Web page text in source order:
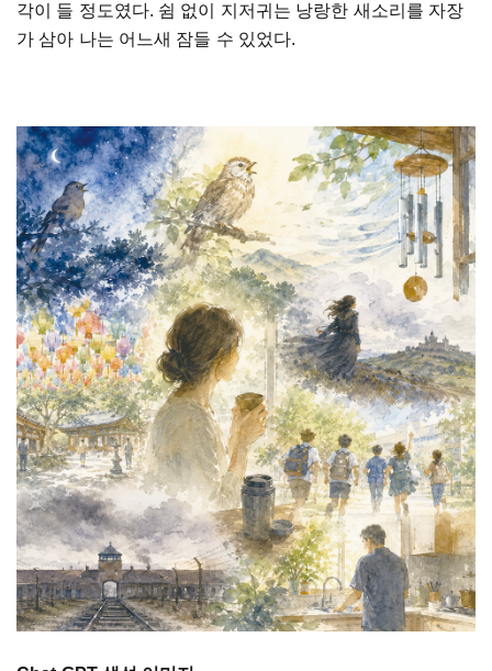
각이
들 정도였다. 쉼 없이 지저귀는 낭랑한 새소리를 자장
가 삼아 나는 어느새 잠들 수 있었다.